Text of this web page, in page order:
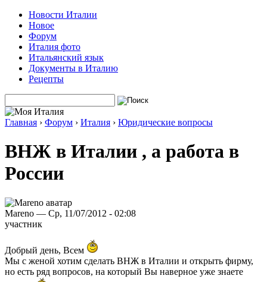
Новости Италии
Новое
Форум
Италия фото
Итальянский язык
Документы в Италию
Рецепты
Главная › Форум › Италия › Юридические вопросы
ВНЖ в Италии , а работа в
России
Mareno — Ср, 11/07/2012 - 02:08
участник
Добрый день, Всем
Мы с женой хотим сделать ВНЖ в Италии и открыть фирму,
но есть ряд вопросов, на который Вы наверное уже знаете